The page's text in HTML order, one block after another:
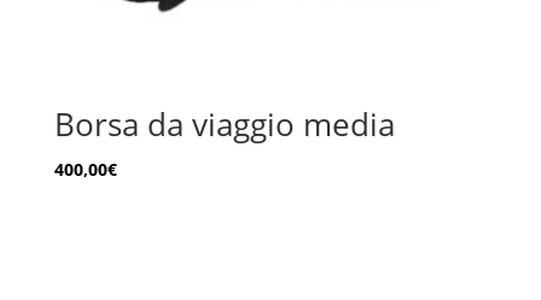
Borsa da viaggio media
400,00€